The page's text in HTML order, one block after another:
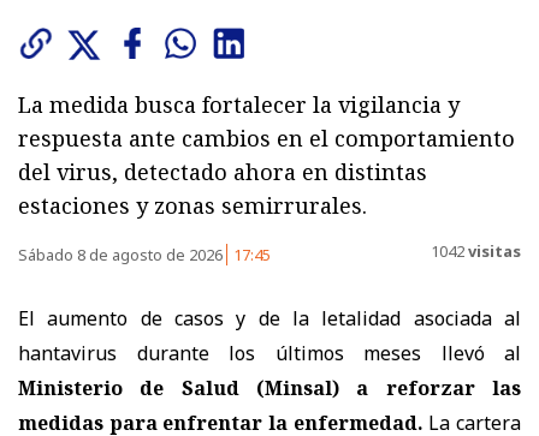
La medida busca fortalecer la vigilancia y
respuesta ante cambios en el comportamiento
del virus, detectado ahora en distintas
estaciones y zonas semirrurales.
Sábado 8 de agosto de 2026 17:45 1042visitas
El aumento de casos y de la letalidad asociada al
hantavirus durante los últimos meses llevó al
Ministerio de Salud (Minsal) a reforzar las
medidas para enfrentar la enfermedad. La cartera